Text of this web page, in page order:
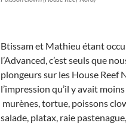
Btissam et Mathieu étant
l’Advanced, c’est seuls que
plongeurs sur les House Reef
l’impression qu’il y avait
murènes, tortue, poissons
salade, platax, raie